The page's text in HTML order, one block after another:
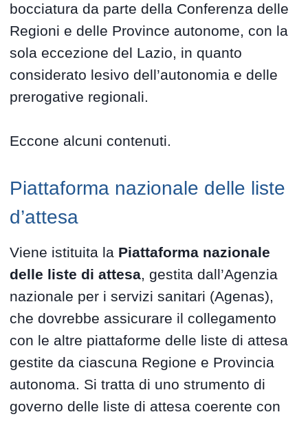
bocciatura da parte della Conferenza delle
Regioni e delle Province autonome, con la
sola eccezione del Lazio, in quanto
considerato lesivo dell’autonomia e delle
prerogative regionali.
Eccone alcuni contenuti.
Piattaforma nazionale delle liste
d’attesa
Viene istituita la Piattaforma nazionale
delle liste di attesa, gestita dall’Agenzia
nazionale per i servizi sanitari (Agenas),
che dovrebbe assicurare il collegamento
con le altre piattaforme delle liste di attesa
gestite da ciascuna Regione e Provincia
autonoma. Si tratta di uno strumento di
governo delle liste di attesa coerente con